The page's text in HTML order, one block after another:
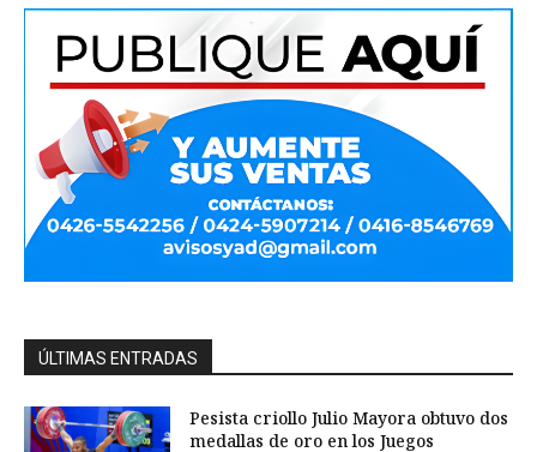
ÚLTIMAS ENTRADAS
Pesista criollo Julio Mayora obtuvo dos
medallas de oro en los Juegos